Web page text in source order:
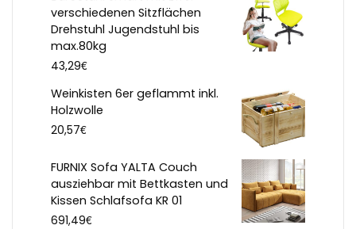
verschiedenen Sitzflächen
Drehstuhl Jugendstuhl bis
max.80kg
43,29€
Weinkisten 6er geflammt inkl.
Holzwolle
20,57€
FURNIX Sofa YALTA Couch
ausziehbar mit Bettkasten und
Kissen Schlafsofa KR 01
691,49€